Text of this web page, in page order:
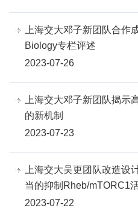
上海交大邓子新团队合作
Biology专栏评述
2023-07-26
上海交大邓子新团队揭示
的新机制
2023-07-23
上海交大吴更团队改造设
当的抑制Rheb/mTORC1
2023-07-22